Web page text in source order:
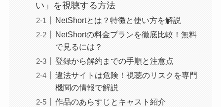
い」を視聴する方法
NetShortとは？特徴と使い方を解説
NetShortの料金プランを徹底比較！無料
で見るには？
登録から解約までの手順と注意点
違法サイトは危険！視聴のリスクを専門
機関の情報で解説
作品のあらすじとキャスト紹介